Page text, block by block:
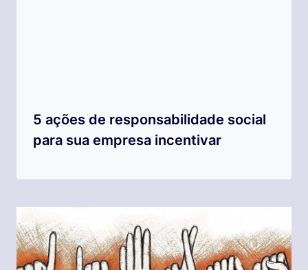
5 ações de responsabilidade social
para sua empresa incentivar